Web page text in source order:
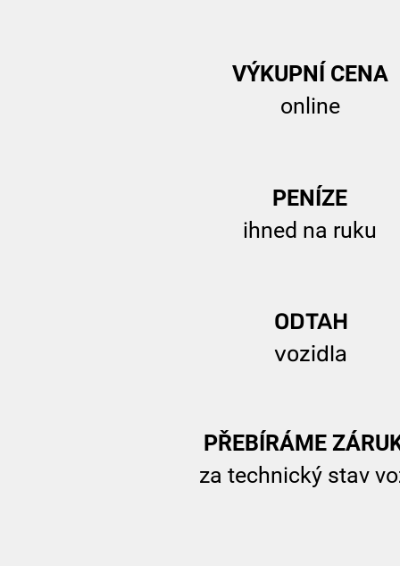
VÝKUPNÍ CENA
online
PENÍZE
ihned na ruku
ODTAH
vozidla
PŘEBÍRÁME
za technický stav